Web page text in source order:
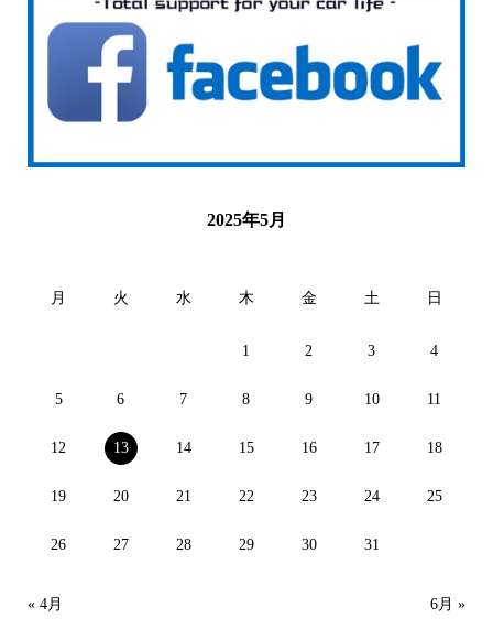
2025年5月
月 火 水 木 金 土 日
1 2 3 4
5 6 7 8 9 10 11
12 13 14 15 16 17 18
19 20 21 22 23 24 25
26 27 28 29 30 31
« 4月 6月 »